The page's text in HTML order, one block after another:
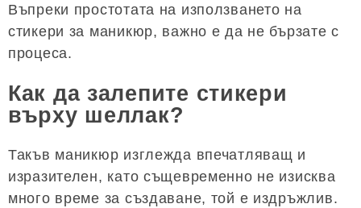
Въпреки простотата на използването на
стикери за маникюр, важно е да не бързате с
процеса.
Как да залепите стикери
върху шеллак?
Такъв маникюр изглежда впечатляващ и
изразителен, като същевременно не изисква
много време за създаване, той е издръжлив.